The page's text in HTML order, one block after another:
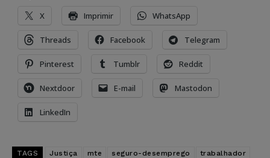
X Imprimir WhatsApp
Threads Facebook Telegram
Pinterest Tumblr Reddit
Nextdoor E-mail Mastodon
LinkedIn
TAGS Justiça mte seguro-desemprego trabalhador